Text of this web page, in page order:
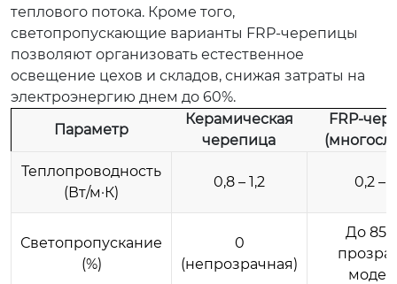
теплового потока. Кроме того,
светопропускающие варианты FRP-черепицы
позволяют организовать естественное
освещение цехов и складов, снижая затраты на
электроэнергию днем до 60%.
Параметр
Керамическая
черепица
FRP-
Теплопроводность
(Вт/м·К)
0,8 – 1,2 0,2 –
Светопропускание
(%)
0
(непрозрачная)
До 85